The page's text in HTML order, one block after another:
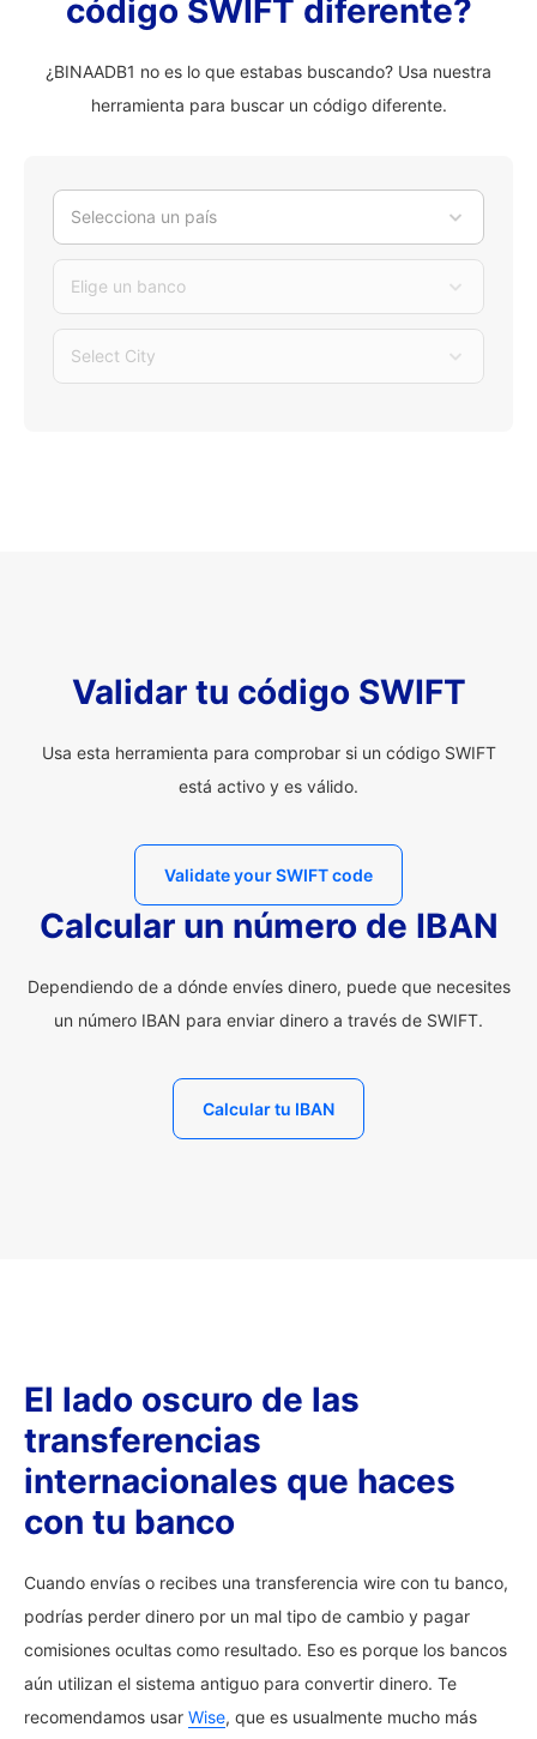
código SWIFT diferente?
¿BINAADB1 no es lo que estabas buscando? Usa nuestra
herramienta para buscar un código diferente.
Selecciona un país
Elige un banco
Select City
Validar tu código SWIFT
Usa esta herramienta para comprobar si un código SWIFT
está activo y es válido.
Validate your SWIFT code
Calcular un número de IBAN
Dependiendo de a dónde envíes dinero, puede que necesites
un número IBAN para enviar dinero a través de SWIFT.
Calcular tu IBAN
El lado oscuro de las
transferencias
internacionales que haces
con tu banco
Cuando envías o recibes una transferencia wire con tu banco,
podrías perder dinero por un mal tipo de cambio y pagar
comisiones ocultas como resultado. Eso es porque los bancos
aún utilizan el sistema antiguo para convertir dinero. Te
recomendamos usar Wise, que es usualmente mucho más